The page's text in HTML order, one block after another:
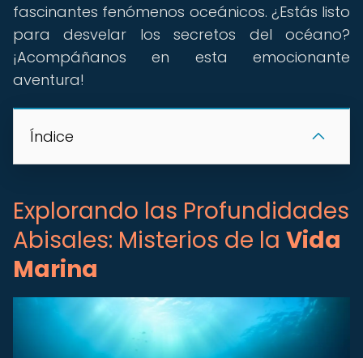
fascinantes fenómenos oceánicos. ¿Estás listo
para desvelar los secretos del océano?
¡Acompáñanos en esta emocionante
aventura!
Índice
Explorando las Profundidades
Abisales: Misterios de la Vida
Marina